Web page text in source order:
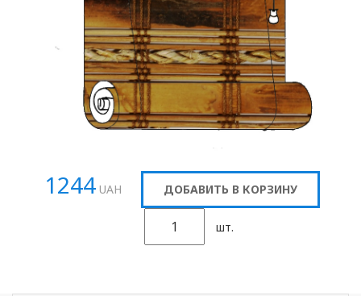
1244 UAH ДОБАВИТЬ В КОРЗИНУ
шт.